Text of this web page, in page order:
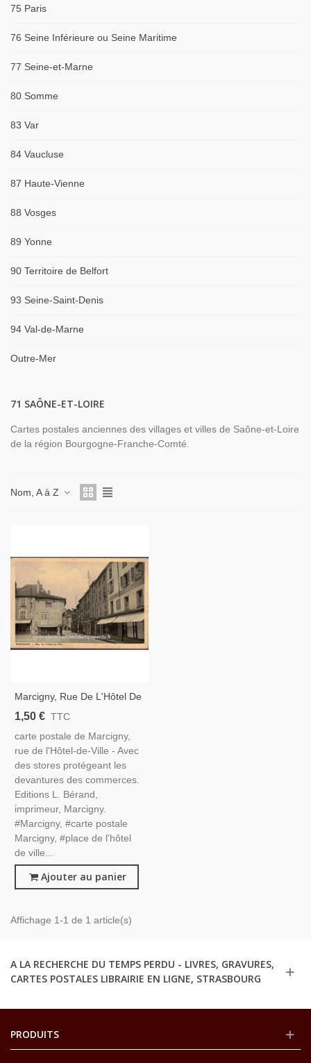
75 Paris
76 Seine Inférieure ou Seine Maritime
77 Seine-et-Marne
80 Somme
83 Var
84 Vaucluse
87 Haute-Vienne
88 Vosges
89 Yonne
90 Territoire de Belfort
93 Seine-Saint-Denis
94 Val-de-Marne
Outre-Mer
71 SAÔNE-ET-LOIRE
Cartes postales anciennes des villages et villes de Saône-et-Loire
de la région Bourgogne-Franche-Comté.
Nom, A à Z
Marcigny, Rue De L'Hôtel De
Ville, Années 1940 - Cartes
Saône-Et-Loire,
1,50 € TTC
carte postale de Marcigny,
rue de l'Hôtel-de-Ville - Avec
des stores protégeant les
devantures des commerces.
Editions L. Bérand,
imprimeur, Marcigny.
#Marcigny, #carte postale
Marcigny, #place de l'hôtel
de ville...
Ajouter au panier
Affichage 1-1 de 1 article(s)
A LA RECHERCHE DU TEMPS PERDU - LIVRES, GRAVURES,
CARTES POSTALES LIBRAIRIE EN LIGNE, STRASBOURG
PRODUITS